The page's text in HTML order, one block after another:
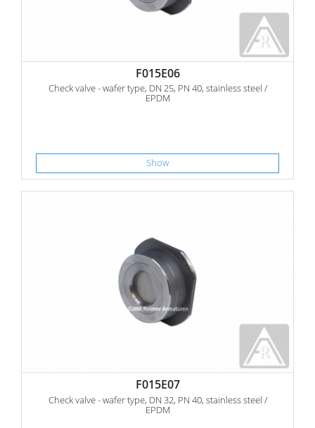
F015E06
Check valve - wafer type, DN 25, PN 40, stainless steel /
EPDM
Show
F015E07
Check valve - wafer type, DN 32, PN 40, stainless steel /
EPDM